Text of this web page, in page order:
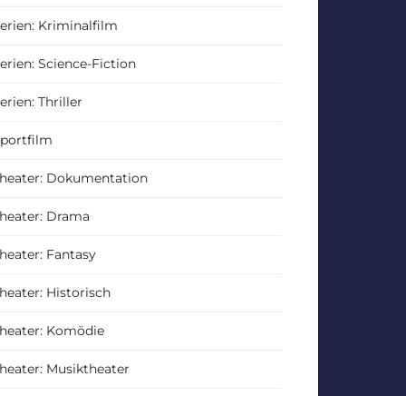
Kriminalfilm
Science-Fiction
Thriller
Dokumentation
Drama
Fantasy
Historisch
Komödie
Musiktheater